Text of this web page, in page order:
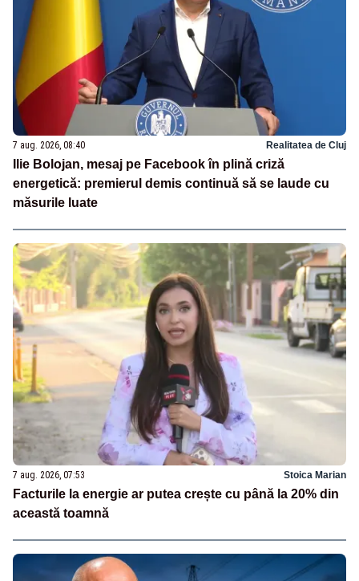
7 aug. 2026, 08:40 Realitatea de Cluj
Ilie Bolojan, mesaj pe Facebook în plină criză
energetică: premierul demis continuă să se laude cu
măsurile luate
7 aug. 2026, 07:53 Stoica Marian
Facturile la energie ar putea crește cu până la 20% din
această toamnă